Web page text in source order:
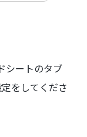
シートのタブ
をしてくださ